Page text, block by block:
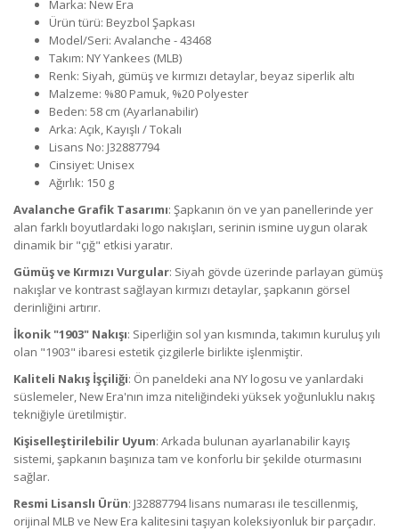
Marka: New Era
Ürün türü: Beyzbol Şapkası
Model/Seri: Avalanche - 43468
Takım: NY Yankees (MLB)
Renk: Siyah, gümüş ve kırmızı detaylar, beyaz siperlik altı
Malzeme: %80 Pamuk, %20 Polyester
Beden: 58 cm (Ayarlanabilir)
Arka: Açık, Kayışlı / Tokalı
Lisans No: J32887794
Cinsiyet: Unisex
Ağırlık: 150 g
Avalanche Grafik Tasarımı: Şapkanın ön ve yan panellerinde yer
alan farklı boyutlardaki logo nakışları, serinin ismine uygun olarak
dinamik bir "çığ" etkisi yaratır.
Gümüş ve Kırmızı Vurgular: Siyah gövde üzerinde parlayan gümüş
nakışlar ve kontrast sağlayan kırmızı detaylar, şapkanın görsel
derinliğini artırır.
İkonik "1903" Nakışı: Siperliğin sol yan kısmında, takımın kuruluş yılı
olan "1903" ibaresi estetik çizgilerle birlikte işlenmiştir.
Kaliteli Nakış İşçiliği: Ön paneldeki ana NY logosu ve yanlardaki
süslemeler, New Era'nın imza niteliğindeki yüksek yoğunluklu nakış
tekniğiyle üretilmiştir.
Kişiselleştirilebilir Uyum: Arkada bulunan ayarlanabilir kayış
sistemi, şapkanın başınıza tam ve konforlu bir şekilde oturmasını
sağlar.
Resmi Lisanslı Ürün: J32887794 lisans numarası ile tescillenmiş,
orijinal MLB ve New Era kalitesini taşıyan koleksiyonluk bir parçadır.